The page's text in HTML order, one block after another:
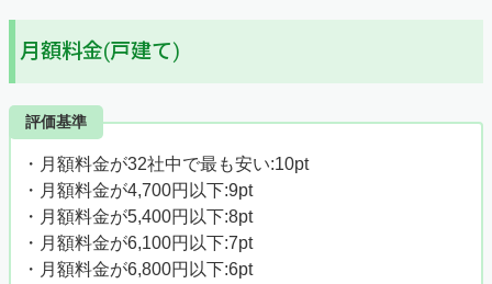
月額料金(戸建て)
評価基準
・月額料金が32社中で最も安い:10pt
・月額料金が4,700円以下:9pt
・月額料金が5,400円以下:8pt
・月額料金が6,100円以下:7pt
・月額料金が6,800円以下:6pt